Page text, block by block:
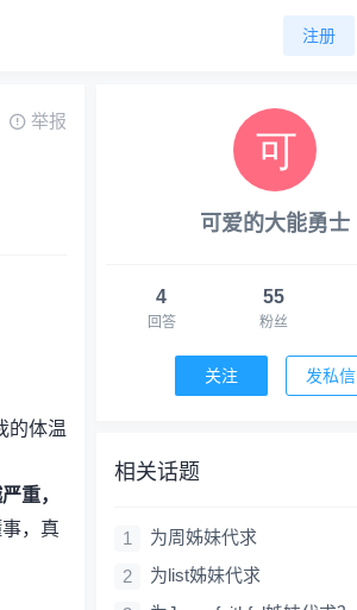
注册
举报
的体温
重，
，真
可爱的大能勇士
4
回答
55
粉丝
关注 发私信
相关话题
为周姊妹代求
为list姊妹代求